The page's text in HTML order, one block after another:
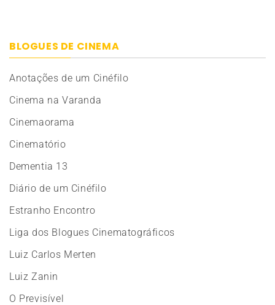
BLOGUES DE CINEMA
Anotações de um Cinéfilo
Cinema na Varanda
Cinemaorama
Cinematório
Dementia 13
Diário de um Cinéfilo
Estranho Encontro
Liga dos Blogues Cinematográficos
Luiz Carlos Merten
Luiz Zanin
O Previsível